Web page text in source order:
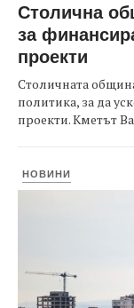
Столична
за
проекти
Столичната
политика, за да
проекти. Кметът
НОВИНИ